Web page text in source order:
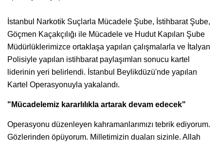
İstanbul Narkotik Suçlarla Mücadele Şube, İstihbarat Şube,
Göçmen Kaçakçılığı ile Mücadele ve Hudut Kapıları Şube
Müdürlüklerimizce ortaklaşa yapılan çalışmalarla ve İtalyan
Polisiyle yapılan istihbarat paylaşımları sonucu kartel
liderinin yeri belirlendi. İstanbul Beylikdüzü'nde yapılan
Kartel Operasyonuyla yakalandı.
"Mücadelemiz kararlılıkla artarak devam edecek"
Operasyonu düzenleyen kahramanlarımızı tebrik ediyorum.
Gözlerinden öpüyorum. Milletimizin duaları sizinle. Allah